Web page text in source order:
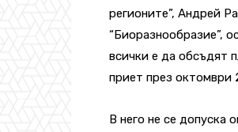
регионите”, Андрей
“Биоразнообразие”,
всички е да обсъдят
приет през октомври
В него не се допуска